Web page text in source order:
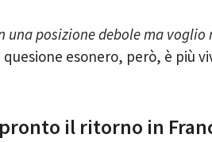
una posizione debole ma voglio
quesione esonero, però, è più
il ritorno in